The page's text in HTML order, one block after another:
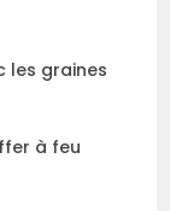
les graines
à feu